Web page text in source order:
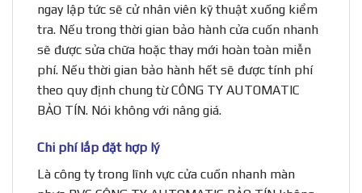
ngay lập tức sẽ cử nhân viên kỹ thuật xuống kiểm
tra. Nếu trong thời gian bảo hành cửa cuốn nhanh
sẽ được sửa chữa hoặc thay mới hoàn toàn miễn
phí. Nếu thời gian bảo hành hết sẽ được tính phí
theo quy định chung từ CÔNG TY AUTOMATIC
BẢO TÍN. Nói không với nâng giá.
Chi phí lắp đặt hợp lý
Là công ty trong lĩnh vực cửa cuốn nhanh màn